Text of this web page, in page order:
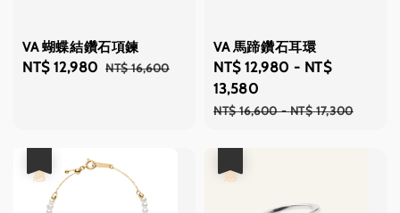
VA 蝴蝶結鑽石項鍊
Sale
NT$ 12,980 Regular
NT$ 16,600
VA 馬蹄鑽石耳環
Sale
price
NT$ 12,980 - NT$
13,580
Regular
NT$ 16,600-NT$ 17,300